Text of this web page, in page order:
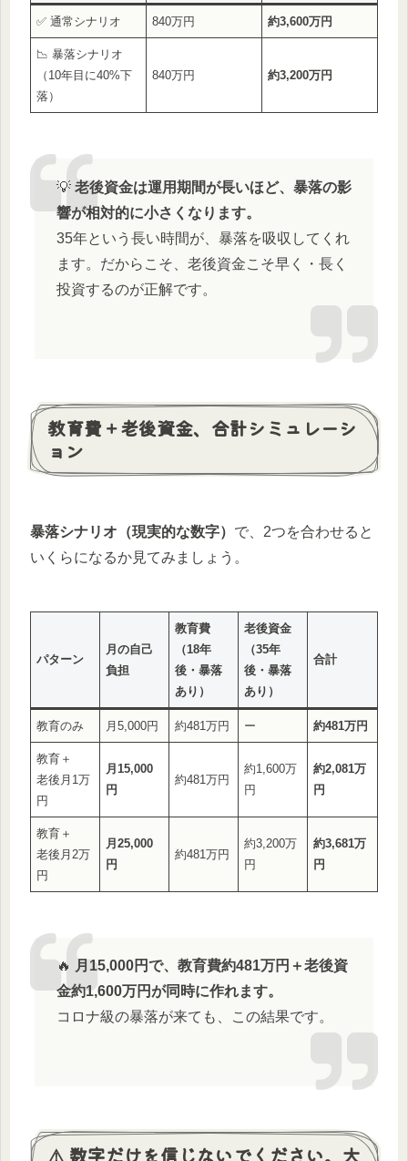
✅ 通常シナリオ 840万円 約3,600万円
📉 暴落シナリオ
（10年目に40%下
落）
840万円 約3,200万円
💡 老後資金は運用期間が長いほど、暴落の影
響が相対的に小さくなります。
35年という長い時間が、暴落を吸収してくれ
ます。だからこそ、老後資金こそ早く・長く
投資するのが正解です。
教育費＋老後資金、合計シミュレーシ
ョン
暴落シナリオ（現実的な数字） で、2つを合わせると
いくらになるか見てみましょう。
パターン
月の自己
負担
教育費
（18年
後・暴落
あり）
老後資金
（35年
後・暴落
あり）
合計
教育のみ 月5,000円 約481万円 ー 約481万円
教育＋
老後月1万
円
月15,000
円
約481万円
約1,600万
円
約2,081万
円
教育＋
老後月2万
円
月25,000
円
約481万円
約3,200万
円
約3,681万
円
🔥 月15,000円で、教育費約481万円＋老後資
金約1,600万円が同時に作れます。
コロナ級の暴落が来ても、この結果です。
⚠️ 数字だけを信じないでください。大